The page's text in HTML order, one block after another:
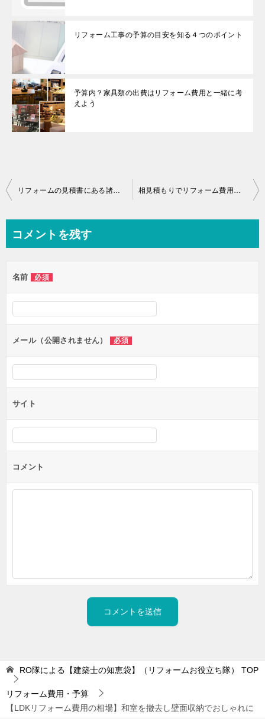
リフォーム工事の予算の目安を知る４つのポイント
予算内？家具類の出費はリフォーム費用と一緒に考
えよう
投
ビ
ー
シ
ョ
ン
コメントを残す
名前 必須
メール（公開されません） 必須
サイト
コメント
RO隊による【建築士の知恵袋】（リフォームお役立ち隊） TOP
リフォーム費用・予算
【LDKリフォーム費用の相場】和室を撤去し壁面収納でおしゃれに